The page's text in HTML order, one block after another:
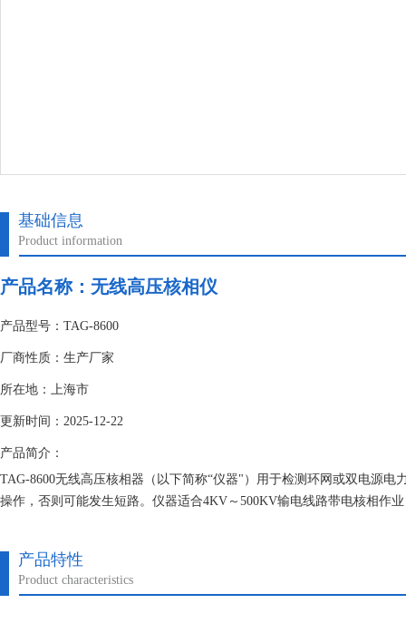
基础信息
Product information
产品名称： 无线高压核相仪
产品型号：TAG-8600
厂商性质：生产厂家
所在地：上海市
更新时间：2025-12-22
产品简介：
TAG-8600无线高压核相器（以下简称“仪器"）用于检测环网或双电源
操作，否则可能发生短路。仪器适合4KV～500KV输电线路带电核相作
产品特性
Product characteristics